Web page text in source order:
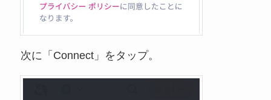
次に「Connect」をタップ。